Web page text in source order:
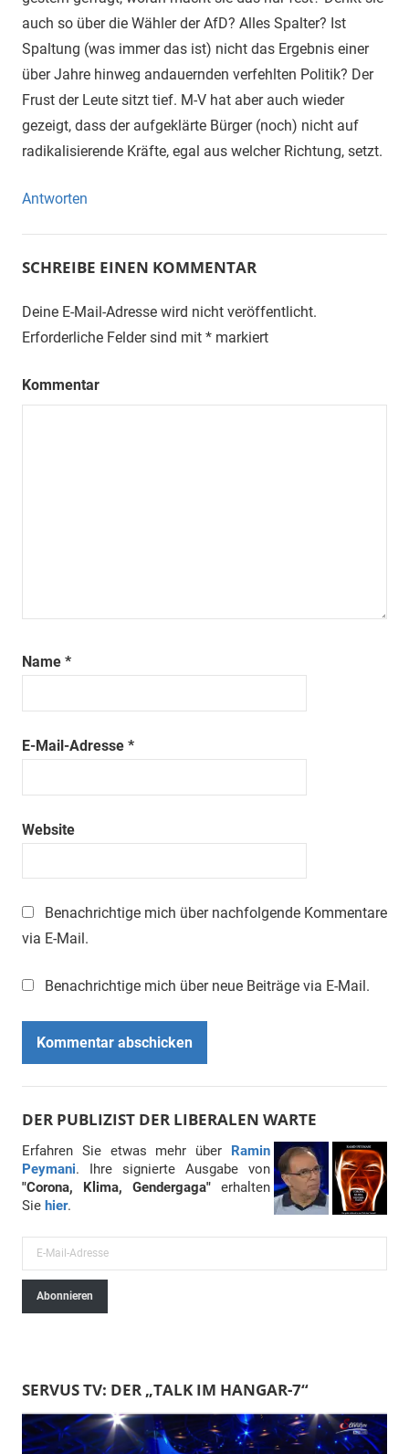
auch so über die Wähler der AfD? Alles Spalter? Ist
Spaltung (was immer das ist) nicht das Ergebnis einer
über Jahre hinweg andauernden verfehlten Politik? Der
Frust der Leute sitzt tief. M-V hat aber auch wieder
gezeigt, dass der aufgeklärte Bürger (noch) nicht auf
radikalisierende Kräfte, egal aus welcher Richtung, setzt.
Antworten
SCHREIBE EINEN KOMMENTAR
Deine E-Mail-Adresse wird nicht veröffentlicht.
Erforderliche Felder sind mit * markiert
Kommentar
Name *
E-Mail-Adresse *
Website
Benachrichtige mich über nachfolgende Kommentare
via E-Mail.
Benachrichtige mich über neue Beiträge via E-Mail.
DER PUBLIZIST DER LIBERALEN WARTE
Erfahren Sie etwas mehr über Ramin
Peymani. Ihre signierte Ausgabe von
"Corona, Klima, Gendergaga" erhalten
Sie hier.
-
-
A
Abonnieren
SERVUS TV: DER „TALK IM HANGAR-7“